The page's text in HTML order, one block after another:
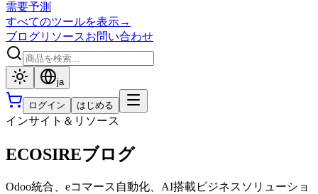
需要予測
すべてのツールを表示→
ブログリソースお問い合わせ
ja
ログイン はじめる
インサイト＆リソース
ECOSIREブログ
Odoo統合、eコマース自動化、AI搭載ビジネスソリューショ